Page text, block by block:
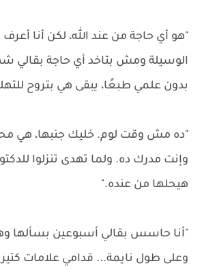
"هو أي حاجة من عند الله، لكن أنا
الوسيلة ومش بتاخد أي حاجة بقالي
بدون علمي طبعًا، يبقى هي بتروح
"ده مش وقت لوم. خليك جنبها، هي
وإنت مدرك ده. ولما تهدى تنزلوا
هيحلها من عنده."
"أنا حاسس بقالي أسبوعين بسألها
وعلى طول نايمة... قدامي علامات كتير